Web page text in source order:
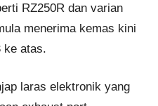
RZ250R dan varian
menerima kemas kini
ke atas.
laras elektronik yang